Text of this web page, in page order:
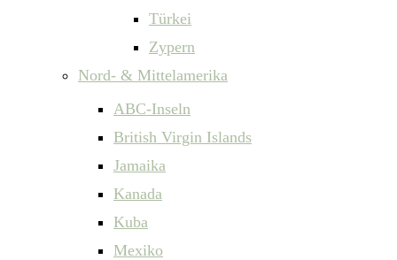
Türkei
Zypern
Nord- & Mittelamerika
ABC-Inseln
British Virgin Islands
Jamaika
Kanada
Kuba
Mexiko